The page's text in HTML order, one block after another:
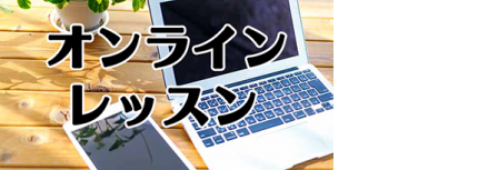
t
e
d
o
h
o
r